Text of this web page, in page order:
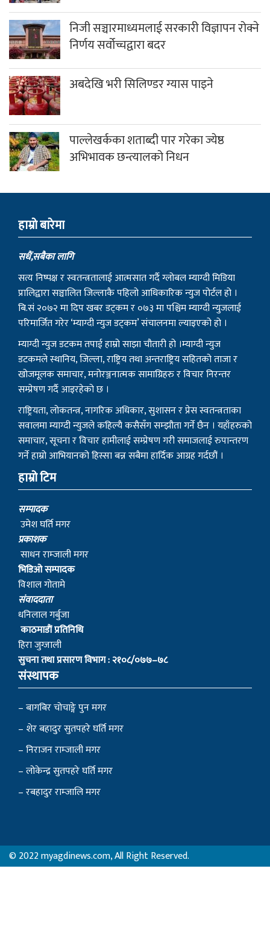
निजी सञ्चारमाध्यमलाई सरकारी विज्ञापन रोक्ने
निर्णय सर्वोच्चद्वारा बदर
अबदेखि भरी सिलिण्डर ग्यास पाइने
पाल्लेखर्कका शताब्दी पार गरेका ज्येष्ठ
अभिभावक छन्त्यालको निधन
हाम्राे बारेमा
सधैं,सबैका लागि
सत्य निष्पक्ष र स्वतन्त्रतालाई आत्मसात गर्दै ग्लोबल म्याग्दी मिडिया
प्रालिद्वारा सञ्चालित जिल्लाकै पहिलो आधिकारिक न्युज पोर्टल हो ।
बि.सं २०७२ मा दिप खबर डट्कम र ०७३ मा पश्चिम म्याग्दी न्युजलाई
परिमार्जित गरेर ‘म्याग्दी न्युज डट्कम’ संचालनमा ल्याइएको हो ।
म्याग्दी न्युज डटकम तपाई हाम्रो साझा चौतारी हो ।म्याग्दी न्युज
डटकमले स्थानिय, जिल्ला, राष्ट्रिय तथा अन्तराष्ट्रिय सहितको ताजा र
खोजमूलक समाचार, मनोरञ्जनात्मक सामाग्रिहरु र विचार निरन्तर
सम्प्रेषण गर्दै आइरहेको छ ।
राष्ट्रियता, लोकतन्त्र, नागरिक अधिकार, सुशासन र प्रेस स्वतन्त्रताका
सवालमा म्याग्दी न्युजले कहिल्यै कसैसँग सम्झौता गर्ने छैन । यहाँहरुको
समाचार, सूचना र विचार हामीलाई सम्प्रेषण गरी समाजलाई रुपान्तरण
गर्ने हाम्रो आभियानको हिस्सा बन्न सबैमा हार्दिक आग्रह गर्दछौं ।
हाम्रो टिम
सम्पादक
उमेश घर्ति मगर
प्रकाशक
साधन राम्जाली मगर
भिडिओ सम्पादक
विशाल गोतामे
स‌ंवाददाता
धनिलाल गर्बुजा
काठमाडाैं प्रतिनिधि
हिरा जुग्जाली
सुचना तथा प्रसारण विभाग : २१०८/०७७–७८
संस्थापक
– बागबिर चोचाङ्गे पुन मगर
– शेर बहादुर सुतपहरे घर्ति मगर
– निराजन राम्जाली मगर
– लोकेन्द्र सुतपहरे घर्ति मगर
– रबहादुर राम्जालि मगर
© 2022 myagdinews.com, All Right Reserved.